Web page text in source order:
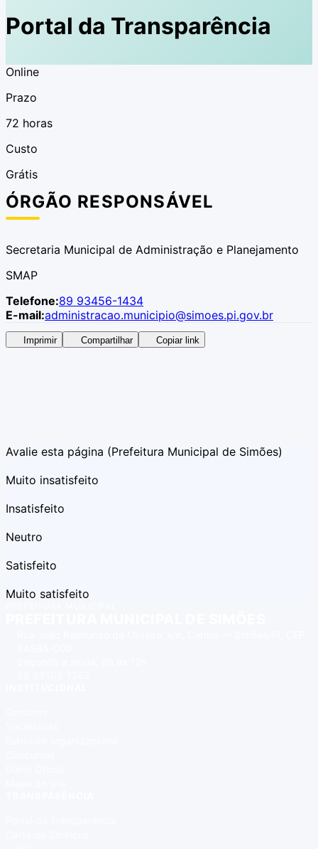
Portal da Transparência
Online
Prazo
72 horas
Custo
Grátis
ÓRGÃO RESPONSÁVEL
Secretaria Municipal de Administração e Planejamento
SMAP
Telefone:89 93456-1434
E-mail:administracao.municipio@simoes.pi.gov.br
Imprimir Compartilhar Copiar link
Avalie esta página (Prefeitura Municipal de Simões)
Muito insatisfeito
Insatisfeito
Neutro
Satisfeito
Muito satisfeito